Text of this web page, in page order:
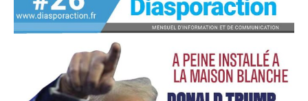
Plans d'abonnement